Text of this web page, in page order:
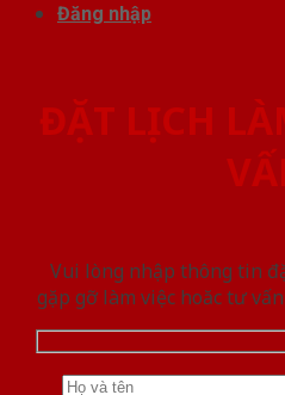
Đăng nhập
ĐẶT LỊCH
Vui lòng nhập thông tin
gặp gỡ làm việc hoăc tư